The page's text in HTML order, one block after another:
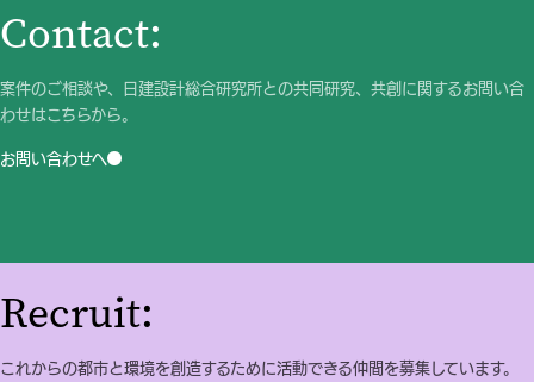
Contact:
案件のご相談や、日建設計総合研究所との共同研究、共創に関するお問い合
わせはこちらから。
お問い合わせへ
Recruit:
これからの都市と環境を創造するために活動できる仲間を募集しています。